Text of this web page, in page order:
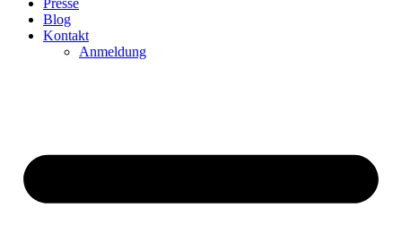
Presse
Blog
Kontakt
Anmeldung